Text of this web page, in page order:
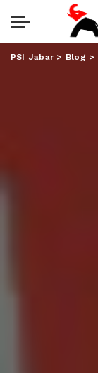
PSI Jabar > Blog >